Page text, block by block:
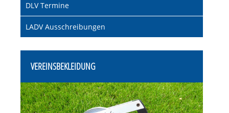
DLV Termine
LADV Ausschreibungen
VEREINSBEKLEIDUNG